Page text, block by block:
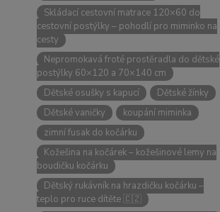
Skládací cestovní matrace 120×60 do
cestovní postýlky – pohodlí pro miminko na
cesty
Nepromokavá froté prostěradla do dětské
postýlky 60×120 a 70×140 cm
Dětské osušky s kapucí
Dětské žínky
Dětské vaničky
koupání miminka
zimní fusak do kočárku
Kožešina na kočárek – kožešinové lemy na
boudičku kočárku
Dětský rukávník na hrazdičku kočárku –
teplo pro ruce dítěte 🇨🇿